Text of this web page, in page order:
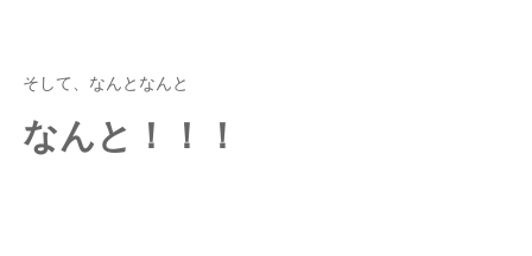
そして、なんとなんと
なんと！！！